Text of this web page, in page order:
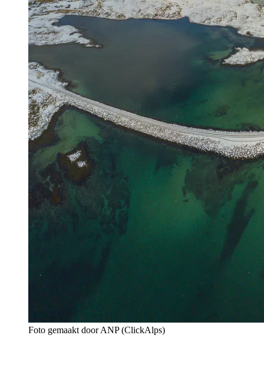
Foto gemaakt door ANP (ClickAlps)